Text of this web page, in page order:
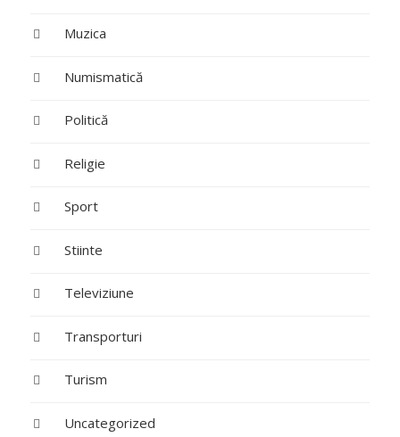
Muzica
Numismatică
Politică
Religie
Sport
Stiinte
Televiziune
Transporturi
Turism
Uncategorized